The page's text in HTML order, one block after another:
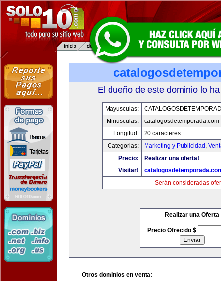
El dueño de este dominio lo
Mayusculas:
Minusculas:
catalogosdetemporada.com
Longitud:
20 caracteres
Categorias:
Marketing y Publicidad ,
Precio:
Realizar una oferta!
Visitar!
Serán consideradas
Realizar una Oferta
Precio Ofrecido $
Otros dominios en venta: